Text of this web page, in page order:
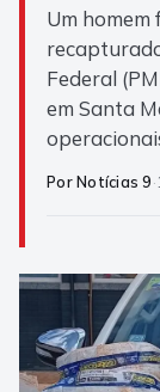
Um
Federal
em Santa
Por Notícias 9·